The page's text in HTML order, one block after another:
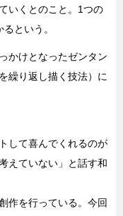
いくとのこと。1つの
という。
かけとなったゼンタン
繰り返し描く技法）に
して喜んでくれるのが
えていない」と話す和
作を行っている。今回